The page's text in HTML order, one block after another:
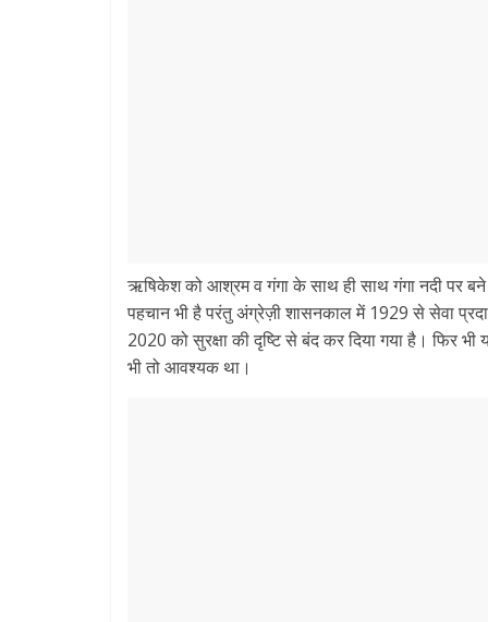
ऋषिकेश को आश्रम व गंगा के साथ ही साथ गंगा नदी पर
पहचान भी है परंतु अंग्रेज़ी शासनकाल में 1929 से सेवा
2020 को सुरक्षा की दृष्टि से बंद कर दिया गया है। फिर
भी तो आवश्यक था।